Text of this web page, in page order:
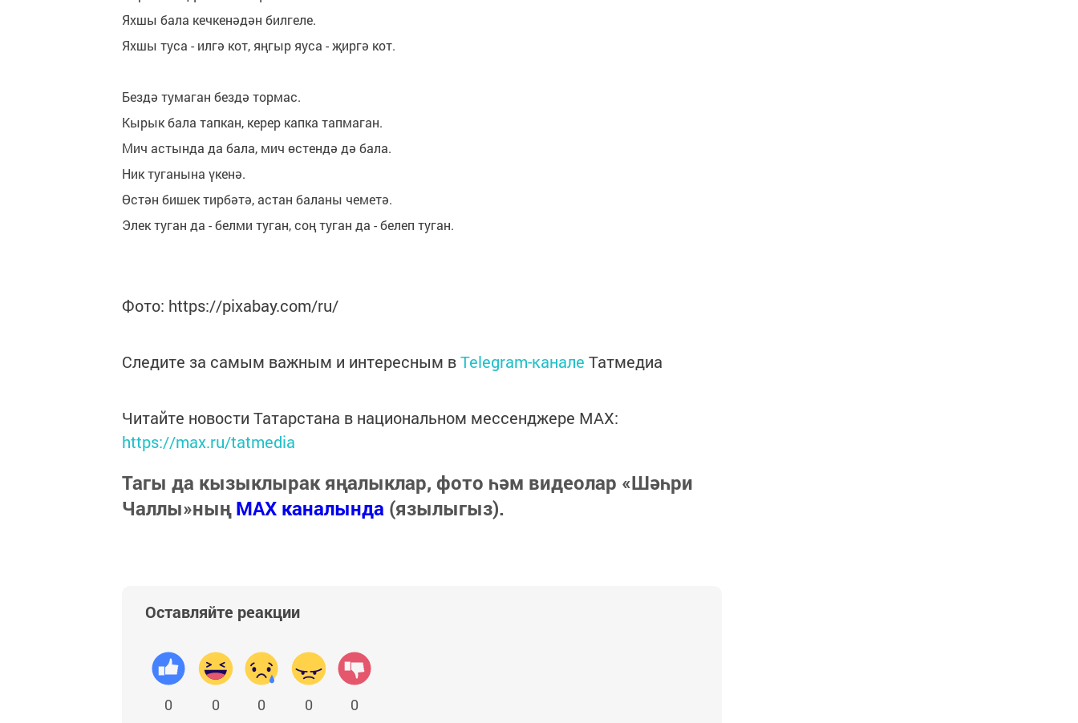
Яхшы бала кечкенәдән билгеле.
Яхшы туса - илгә кот, яңгыр яуса - җиргә кот.
Бездә тумаган бездә тормас.
Кырык бала тапкан, керер капка тапмаган.
Мич астында да бала, мич өстендә дә бала.
Ник туганына үкенә.
Өстән бишек тирбәтә, астан баланы чеметә.
Элек туган да - белми туган, соң туган да - белеп туган.
Фото: https://pixabay.com/ru/
Следите за самым важным и интересным вTelegram-канале Татмедиа
Читайте новости Татарстана в национальном мессенджере MАХ:
https://max.ru/tatmedia
Тагы да кызыклырак яңалыклар, фото һәм видеолар «Шәһри
Чаллы»ныңMAX каналында (язылыгыз).
Оставляйте реакции
0 0 0 0 0